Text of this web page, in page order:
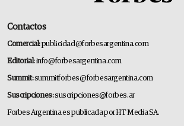
Contactos
Comercial:publicidad@forbesargentina.com
Editorial:info@forbesargentina.com
Summit:summitforbes@forbesargentina.com
Suscripciones:suscripciones@forbes.ar
Forbes Argentina es publicada por HT Media SA.